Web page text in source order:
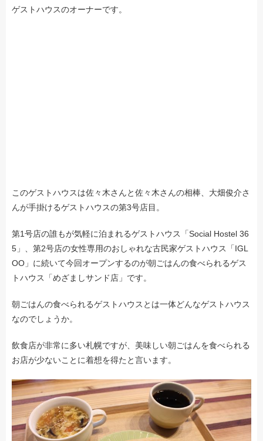
ゲストハウスのオーナーです。
このゲストハウスは佐々木さんと佐々木さんの相棒、大畑俊介さ
んが手掛けるゲストハウスの第3号店目。
第1号店の誰もが気軽に泊まれるゲストハウス「Social Hostel 36
5」、第2号店の女性専用のおしゃれな古民家ゲストハウス「IGL
OO」に続いて今回オープンするのが朝ごはんの食べられるゲス
トハウス「めざましサンド店」です。
朝ごはんの食べられるゲストハウスとは一体どんなゲストハウス
なのでしょうか。
飲食店が非常に多い札幌ですが、美味しい朝ごはんを食べられる
お店が少ないことに着想を得たと言います。